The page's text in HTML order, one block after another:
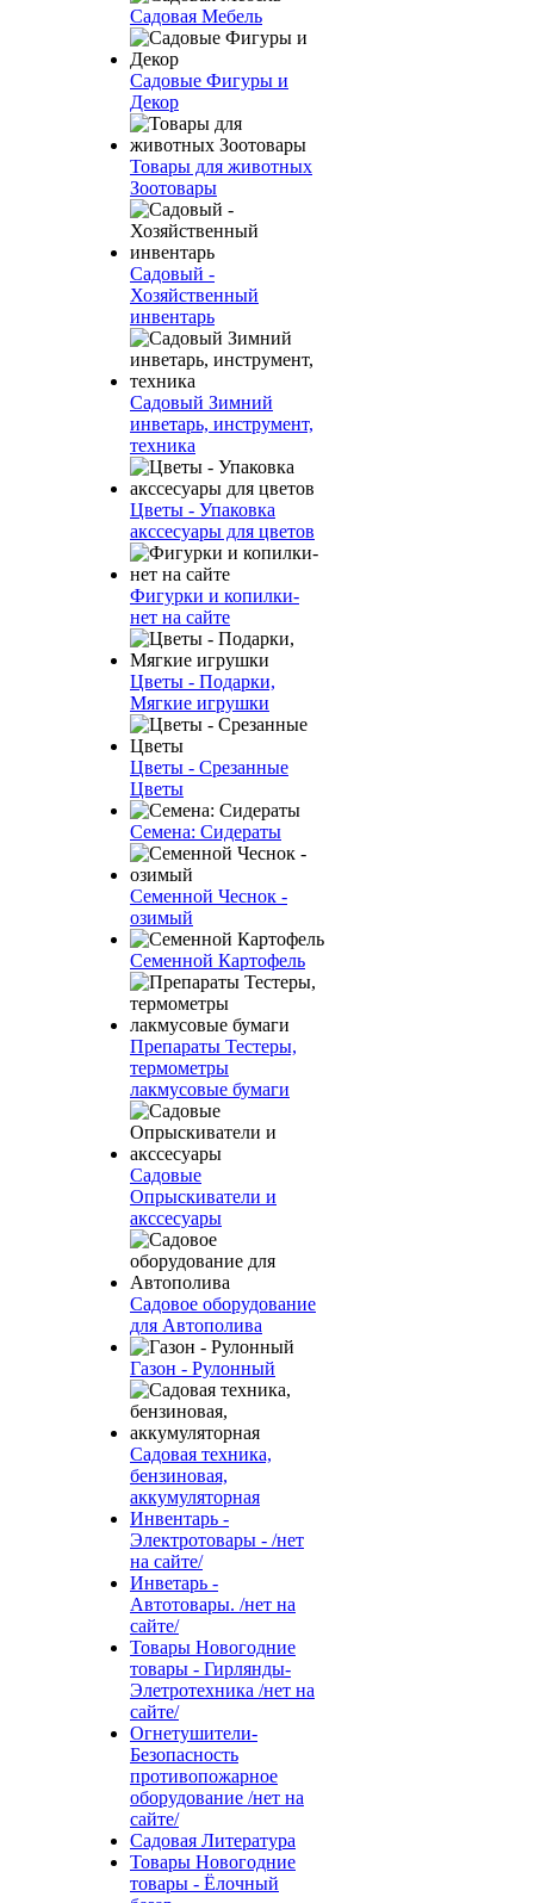
Садовая Мебель
Садовые Фигуры и
Декор
Товары для животных
Зоотовары
Садовый -
Хозяйственный
инвентарь
Садовый Зимний
инветарь, инструмент,
техника
Цветы - Упаковка
акссесуары для цветов
Фигурки и копилки-
нет на сайте
Цветы - Подарки,
Мягкие игрушки
Цветы - Срезанные
Цветы
Семена: Сидераты
Семенной Чеснок -
озимый
Семенной Картофель
Препараты Тестеры,
термометры
лакмусовые бумаги
Садовые
Опрыскиватели и
акссесуары
Садовое оборудование
для Автополива
Газон - Рулонный
Садовая техника,
бензиновая,
аккумуляторная
Инвентарь -
Электротовары - /нет
на сайте/
Инветарь -
Автотовары. /нет на
сайте/
Товары Новогодние
товары - Гирлянды-
Элетротехника /нет на
сайте/
Огнетушители-
Безопасность
противопожарное
оборудование /нет на
сайте/
Садовая Литература
Товары Новогодние
товары - Ёлочный